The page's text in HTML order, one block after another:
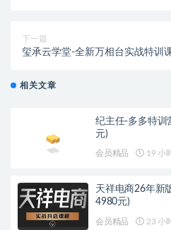
下一篇
玺承云学堂-全新万相台实战特训
相关文章
纪主任-多多特训
元)
会员精品 19 小
天祥电商26年新
4980元)
会员精品 23 小